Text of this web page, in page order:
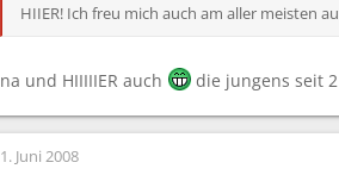
HIIER! Ich freu mich auch am aller meisten
na und HIIIIIER auch die jungens seit
1. Juni 2008